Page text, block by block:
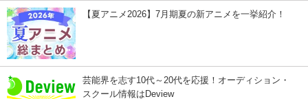
【夏アニメ2026】7月期夏の新アニメを一挙紹介！
芸能界を志す10代～20代を応援！オーディション・
スクール情報はDeview